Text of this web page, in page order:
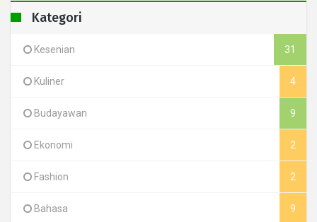
Kategori
Kesenian 31
Kuliner 4
Budayawan 9
Ekonomi 2
Fashion 2
Bahasa 9